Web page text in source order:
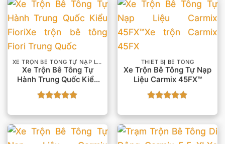
XE TRỘN BÊ TÔNG TỰ NẠP LIỆU
Xe Trộn Bê Tông Tự
Hành Trung Quốc Kiểu
Fiori
hạng55
sao
THIẾT BỊ BÊ TÔNG
Xe Trộn Bê Tông Tự Nạp
Liệu Carmix 45FX™
hạng55
sao